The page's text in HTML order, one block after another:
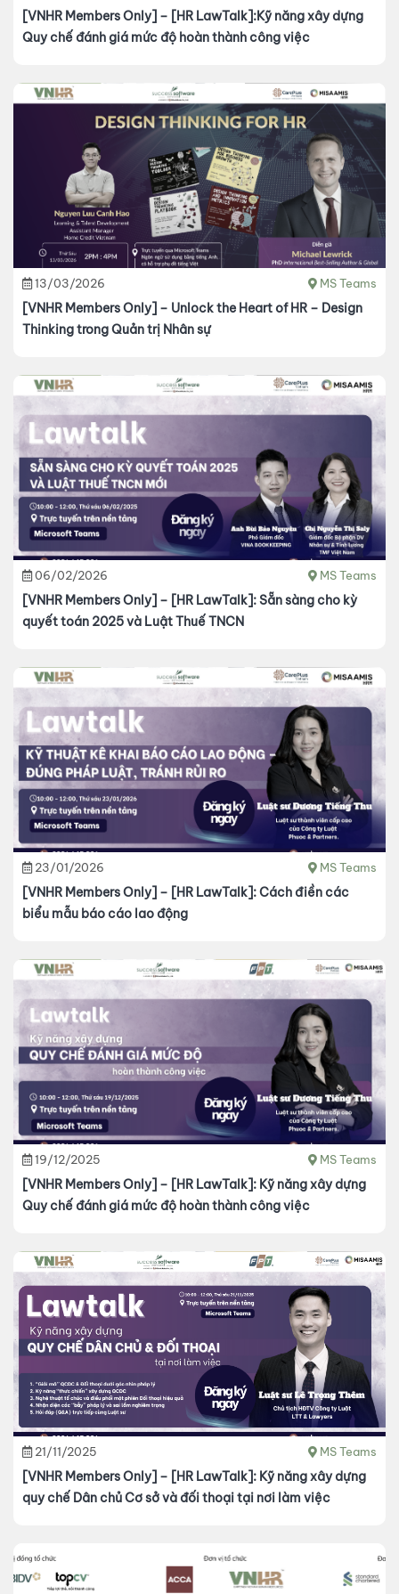
[VNHR Members Only] – [HR LawTalk]:Kỹ năng xây dựng
Quy chế đánh giá mức độ hoàn thành công việc
13/03/2026 MS Teams
[VNHR Members Only] – Unlock the Heart of HR – Design
Thinking trong Quản trị Nhân sự
06/02/2026 MS Teams
[VNHR Members Only] – [HR LawTalk]: Sẵn sàng cho kỳ
quyết toán 2025 và Luật Thuế TNCN
23/01/2026 MS Teams
[VNHR Members Only] – [HR LawTalk]: Cách điền các
biểu mẫu báo cáo lao động
19/12/2025 MS Teams
[VNHR Members Only] – [HR LawTalk]: Kỹ năng xây dựng
Quy chế đánh giá mức độ hoàn thành công việc
21/11/2025 MS Teams
[VNHR Members Only] – [HR LawTalk]: Kỹ năng xây dựng
quy chế Dân chủ Cơ sở và đối thoại tại nơi làm việc